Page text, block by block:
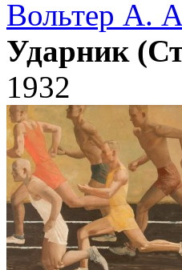
Вольтер А.
Ударник
1932